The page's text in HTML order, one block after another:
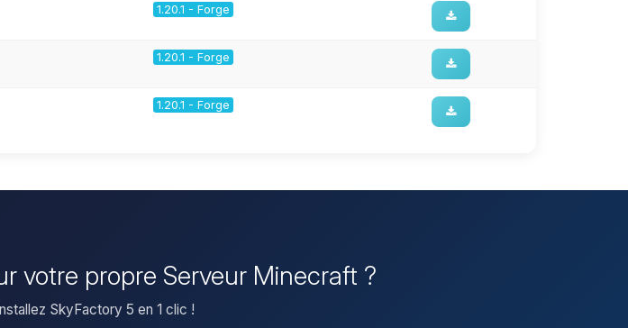
1.20.1 - Forge
1.20.1 - Forge
1.20.1 - Forge
votre propre Serveur Minecraft ?
SkyFactory 5 en 1 clic !